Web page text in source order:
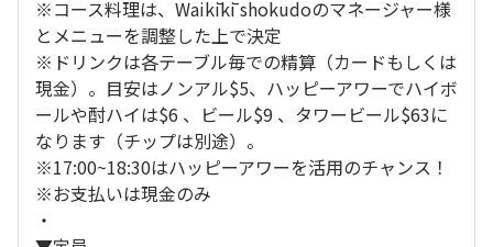
※コース料理は、Waikīkī shokudoのマネージャー様
とメニューを調整した上で決定
※ドリンクは各テーブル毎での精算（カードもしくは
現金）。目安はノンアル$5、ハッピーアワーでハイボ
ールや酎ハイは$6 、ビール$9 、タワービール$63に
なります（チップは別途）。
※17:00~18:30はハッピーアワーを活用のチャンス！
※お支払いは現金のみ
・